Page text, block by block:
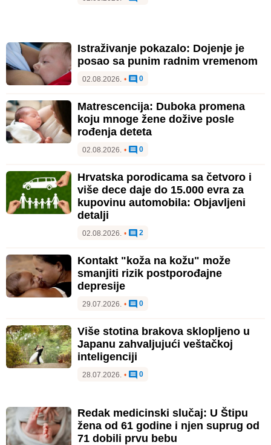
Istraživanje pokazalo: Dojenje je
posao sa punim radnim vremenom
02.08.2026. • 0
Matrescencija: Duboka promena
koju mnoge žene dožive posle
rođenja deteta
02.08.2026. • 0
Hrvatska porodicama sa četvoro i
više dece daje do 15.000 evra za
kupovinu automobila: Objavljeni
detalji
02.08.2026. • 2
Kontakt "koža na kožu" može
smanjiti rizik postporođajne
depresije
29.07.2026. • 0
Više stotina brakova sklopljeno u
Japanu zahvaljujući veštačkoj
inteligenciji
28.07.2026. • 0
Redak medicinski slučaj: U Štipu
žena od 61 godine i njen suprug od
71 dobili prvu bebu